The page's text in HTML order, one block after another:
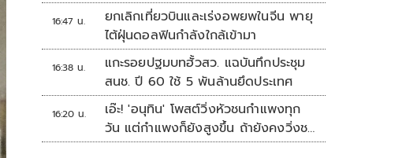
16:47 น.
ยกเลิกเที่ยวบินและเร่งอพยพในจีน พายุ
ไต้ฝุ่นดอลฟินกำลังใกล้เข้ามา
16:38 น.
แกะรอยปฐมบทฮั้วสว. แฉบันทึกประชุม
สนช. ปี 60 ใช้ 5 พันล้านยึดประเทศ
16:20 น.
เอ๊ะ! 'อนุทิน' โพสต์วิ่งหัวชนกำแพงทุก
วัน แต่กำแพงก็ยังสูงขึ้น ถ้ายังคงวิ่งชน
อยู่มันก็เจ็บหัวอีก